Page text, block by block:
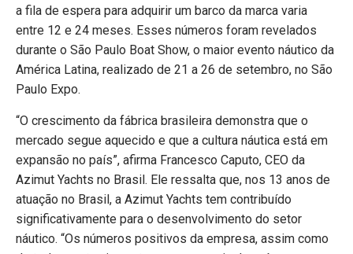
a fila de espera para adquirir um barco da marca varia
entre 12 e 24 meses. Esses números foram revelados
durante o São Paulo Boat Show, o maior evento náutico da
América Latina, realizado de 21 a 26 de setembro, no São
Paulo Expo.
“O crescimento da fábrica brasileira demonstra que o
mercado segue aquecido e que a cultura náutica está em
expansão no país”, afirma Francesco Caputo, CEO da
Azimut Yachts no Brasil. Ele ressalta que, nos 13 anos de
atuação no Brasil, a Azimut Yachts tem contribuído
significativamente para o desenvolvimento do setor
náutico. “Os números positivos da empresa, assim como